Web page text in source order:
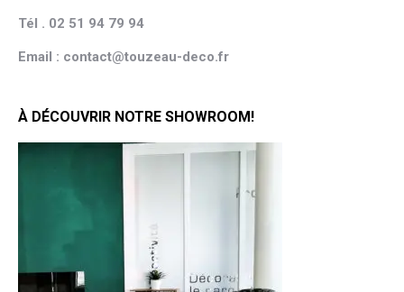
Tél . 02 51 94 79 94
Email : contact@touzeau-deco.fr
À DÉCOUVRIR NOTRE SHOWROOM!